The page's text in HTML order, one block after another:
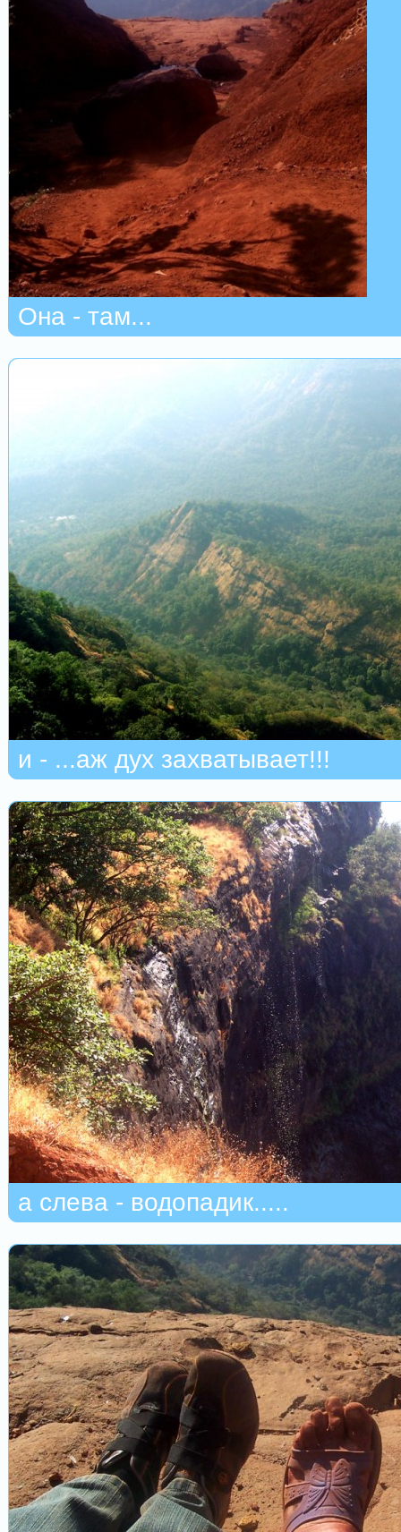
Она - там...
и - ...аж дух захватывает!!!
а слева - водопадик.....